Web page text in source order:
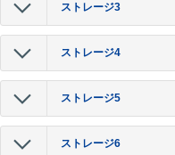
ストレージ3
ストレージ4
ストレージ5
ストレージ6